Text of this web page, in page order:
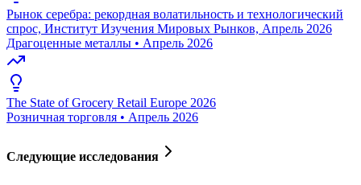
Рынок серебра: рекордная волатильность и технологический
спрос, Институт Изучения Мировых Рынков, Апрель 2026
Драгоценные металлы • Апрель 2026
The State of Grocery Retail Europe 2026
Розничная торговля • Апрель 2026
Следующие исследования